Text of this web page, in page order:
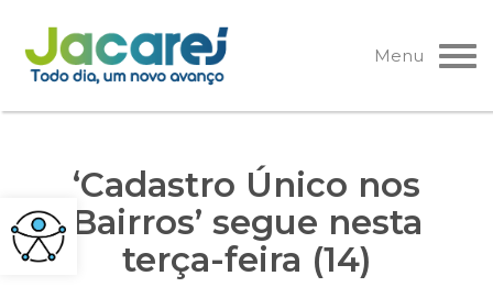
Pular
para
o
Menu
‘Cadastro Único nos
Bairros’ segue nesta
terça-feira (14)